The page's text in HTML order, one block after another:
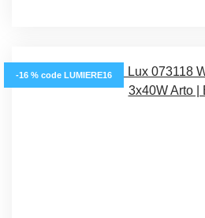
-16 % code LUMIERE16